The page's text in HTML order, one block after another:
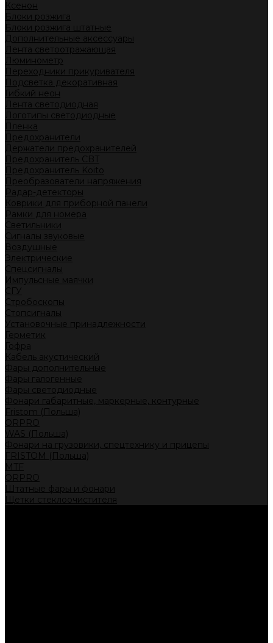
Ксенон
Блоки розжига
Блоки розжига штатные
Дополнительные аксессуары
Лента светоотражающая
Люминометр
Переходники прикуривателя
Подсветка декоративная
Гибкий неон
Лента светодиодная
Логотипы светодиодные
Пленка
Предохранители
Держатели предохранителей
Предохранитель CBT
Предохранитель Koito
Преобразователи напряжения
Радар-детекторы
Коврики для приборной панели
Рамки для номера
Светильники
Сигналы звуковые
Воздушные
Электрические
Спецсигналы
Импульсные маячки
СГУ
Стробоскопы
Стопсигналы
Установочные принадлежности
Герметик
Гофра
Кабель акустический
Фары дополнительные
Фары галогенные
Фары светодиодные
Фонари габаритные, маркерные, контурные
Fristom (Польша)
ORPRO
WAS (Польша)
Фонари на грузовики, спецтехнику и прицепы
FRISTOM (Польша)
MTF
ORPRO
Штатные фары и фонари
Щетки стеклоочистителя